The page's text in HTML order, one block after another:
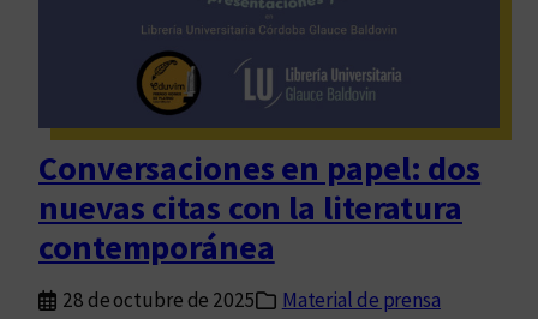
p
e
n
s
m
e
n
t
n
t
o
s
d
e
a
H
i
Conversaciones en papel: dos
nuevas citas con la literatura
contemporánea
28 de octubre de 2025
Material de prensa